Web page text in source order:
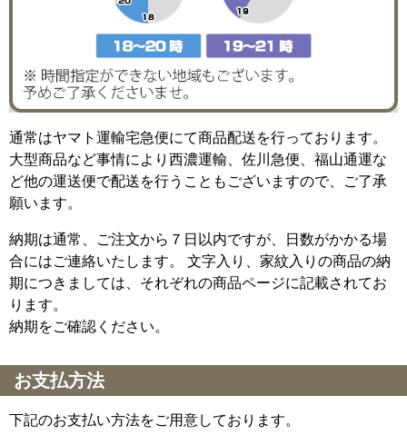
通常はヤマト運輸宅急便にて商品配送を行っております。
大型商品など事情により西濃運輸、佐川急便、福山通運な
ど他の運送便で配送を行うこともございますので、ご了承
願います。
納期は通常、ご注文から７日以内ですが、日数がかかる場
合にはご連絡いたします。 文字入り、家紋入りの商品の納
期につきましては、それぞれの商品ページに記載されてお
ります。
納期をご確認ください。
お支払方法
下記のお支払い方法をご用意しております。